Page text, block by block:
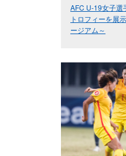
AFC U-19女子選
トロフィーを展
ージアム～